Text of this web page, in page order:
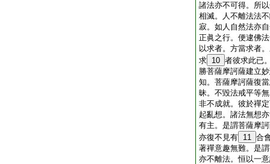
諸法亦不可得。所
相滅。人不離法法
寂。如人自然法亦
正眞之行。便逮佛
以求者。方當求者
求 10 者彼求此已
勝菩薩摩訶薩建立
知。菩薩摩訶薩復
昧。不毀法戒平等
非不成就。彼於禪
起亂想。諸法無想
有主。是謂菩薩摩
亦復不見有 11 合
著禪意趣無難。是
亦不離法。恒以一